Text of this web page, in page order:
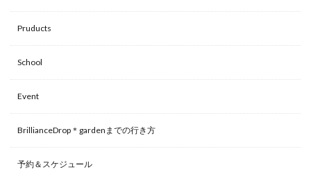
Pruducts
School
Event
BrillianceDrop＊gardenまでの行き方
予約＆スケジュール